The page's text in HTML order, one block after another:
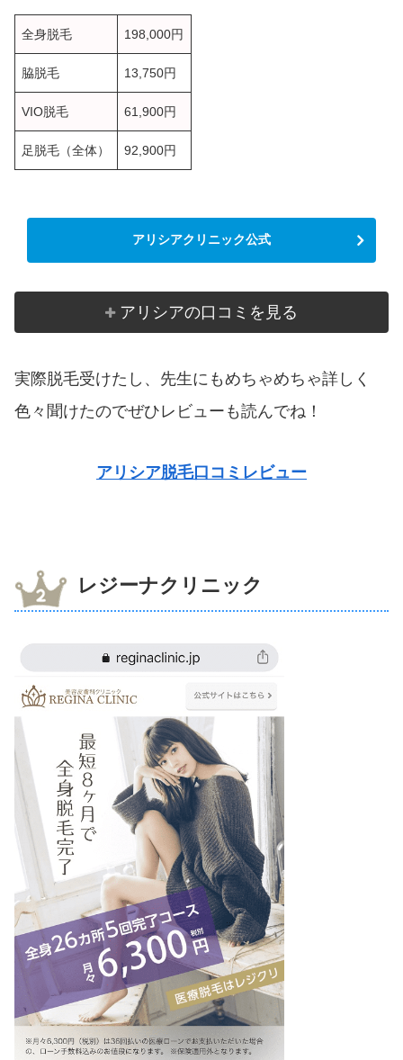
全身脱毛 198,000円
脇脱毛 13,750円
VIO脱毛 61,900円
足脱毛（全体） 92,900円
アリシアクリニック公式
アリシアの口コミを見る
実際脱毛受けたし、先生にもめちゃめちゃ詳しく
色々聞けたのでぜひレビューも読んでね！
アリシア脱毛口コミレビュー
レジーナクリニック